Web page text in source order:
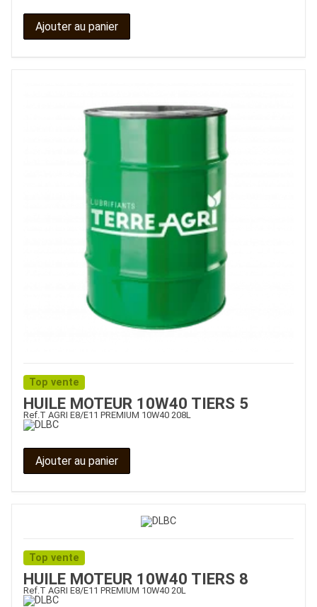
Ajouter au panier
Top vente
HUILE MOTEUR 10W40 TIERS 5
Ref.T AGRI E8/E11 PREMIUM 10W40 208L
Ajouter au panier
Top vente
HUILE MOTEUR 10W40 TIERS 8
Ref.T AGRI E8/E11 PREMIUM 10W40 20L